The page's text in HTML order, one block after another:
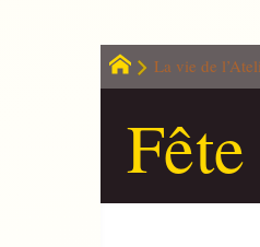
La vie de